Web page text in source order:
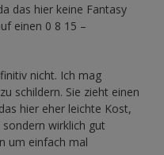
das hier keine Fantasy
einen 0 8 15 –
nicht. Ich mag
schildern. Sie zieht einen
hier eher leichte Kost,
wirklich gut
um einfach mal